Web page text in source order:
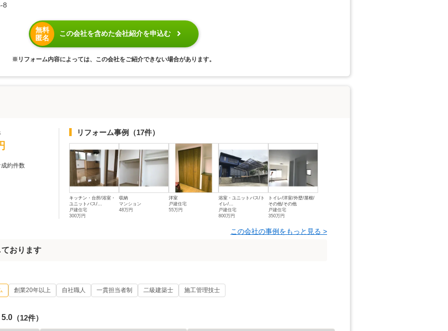
8
無料
匿名
この会社を含めた会社紹介を申込む
※リフォーム内容によっては、この会社をご紹介できない場合があります。
約件数
リフォーム事例 （17件）
キッチン・台所/浴室・
ユニットバス/...
戸建住宅
300万円
収納
マンション
48万円
洋室
戸建住宅
55万円
浴室・ユニットバス/ト
イレ/...
戸建住宅
800万円
トイレ/洋室/外壁/屋根/
その他/その他
戸建住宅
350万円
この会社の事例をもっと見る >
おります
創業20年以上 自社職人 一貫担当者制 二級建築士 施工管理技士
5.0 （12件）